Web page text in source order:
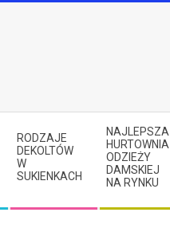
RODZAJE
DEKOLTÓW
W
SUKIENKACH
NAJLEPSZA
HURTOWNIA
ODZIEŻY
DAMSKIEJ
NA RYNKU